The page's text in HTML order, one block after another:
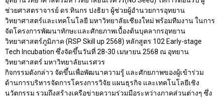
ช่วยศาสตราจารย์ ดร.ทินกร ปงธิยา ผู้ช่วยผู้อำนวยการอุทยาน
วิทยาศาสตร์และเทคโนโลยี มหาวิทยาลัยเชียงใหม่ พร้อมทีมงาน ในการ
จัดโครงการพัฒนาทักษะและศักยภาพเบื้องต้นบุคลากรอุทยาน
วิทยาศาสตร์ภูมิภาค (RSP Skill up 2568) หลักสูตร 102 Early-stage
Tech Incubation ซึ่งจัดขึ้นวันที่ 28-30 เมษายน 2568 ณ อุทยาน
วิทยาศาสตร์ มหาวิทยาลัยนเรศวร
กิจกรรมดังกล่าว จัดขึ้นเพื่อพัฒนาความรู้ และศักยภาพของผู้เข้าร่วม
ด้านการบริหารจัดการโครงการวิจัย แผนธุรกิจ และเทคโนโลยีเชิง
นวัตกรรม รวมถึงสร้างเครือข่ายความร่วมมือระหว่างภาคส่วนต่างๆ ซึ่ง